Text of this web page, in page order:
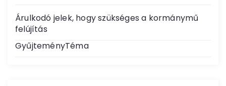
Árulkodó jelek, hogy szükséges a kormánymű
felújítás
GyűjteményTéma